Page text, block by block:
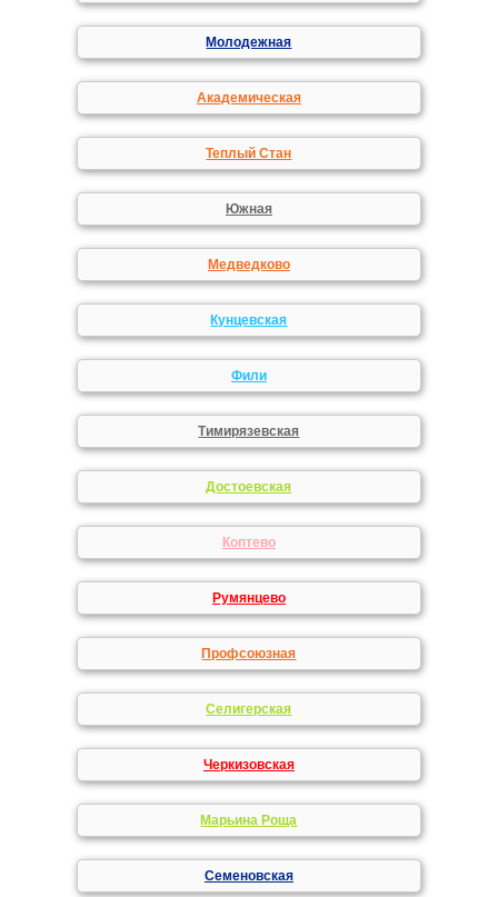
Молодежная
Академическая
Теплый Стан
Южная
Медведково
Кунцевская
Фили
Тимирязевская
Достоевская
Коптево
Румянцево
Профсоюзная
Селигерская
Черкизовская
Марьина Роща
Семеновская